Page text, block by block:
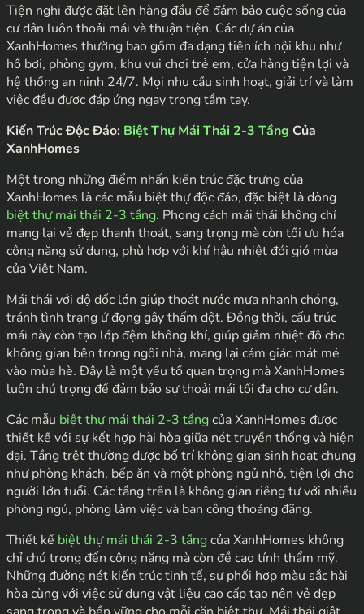
Tiện nghi được đặt lên hàng đầu để đảm bảo cuộc sống của
cư dân luôn thoải mái và thuận tiện. Các dự án của
XanhHomes thường bao gồm đa dạng tiện ích nội khu như
hồ bơi, phòng gym, khu vui chơi trẻ em, cửa hàng tiện lợi và
hệ thống an ninh 24/7. Mọi nhu cầu sinh hoạt, giải trí và làm
việc đều được đáp ứng ngay trong tầm tay.
Kiến Trúc Độc Đáo: Biệt Thự Mái Thái 2-3 Tầng Của
XanhHomes
Một trong những điểm nhấn kiến trúc đặc trưng của
XanhHomes là các mẫu biệt thự độc đáo, đặc biệt là dòng
biệt thự mái thái 2-3 tầng. Phong cách mái thái không chỉ
mang lại vẻ đẹp thanh thoát, sang trọng mà còn tối ưu hóa
công năng sử dụng, phù hợp với khí hậu nhiệt đới gió mùa
của Việt Nam.
Mái thái với độ dốc lớn giúp thoát nước mưa nhanh chóng,
tránh tình trạng ứ đọng gây thấm dột. Đồng thời, cấu trúc
mái này còn tạo lớp đệm không khí, giúp giảm nhiệt độ cho
không gian bên trong ngôi nhà, mang lại cảm giác mát mẻ
vào mùa hè. Đây là một yếu tố quan trọng mà XanhHomes
luôn chú trọng để đảm bảo sự thoải mái tối đa cho cư dân.
Các mẫu biệt thự mái thái 2-3 tầngcủa XanhHomes được
thiết kế với sự kết hợp hài hòa giữa nét truyền thống và hiện
đại. Tầng trệt thường được bố trí không gian sinh hoạt chung
như phòng khách, bếp ăn và một phòng ngủ nhỏ, tiện lợi cho
người lớn tuổi. Các tầng trên là không gian riêng tư với nhiều
phòng ngủ, phòng làm việc và ban công thoáng đãng.
Thiết kế biệt thự mái thái 2-3 tầngcủa XanhHomes không
chỉ chú trọng đến công năng mà còn đề cao tính thẩm mỹ.
Những đường nét kiến trúc tinh tế, sự phối hợp màu sắc hài
hòa cùng với việc sử dụng vật liệu cao cấp tạo nên vẻ đẹp